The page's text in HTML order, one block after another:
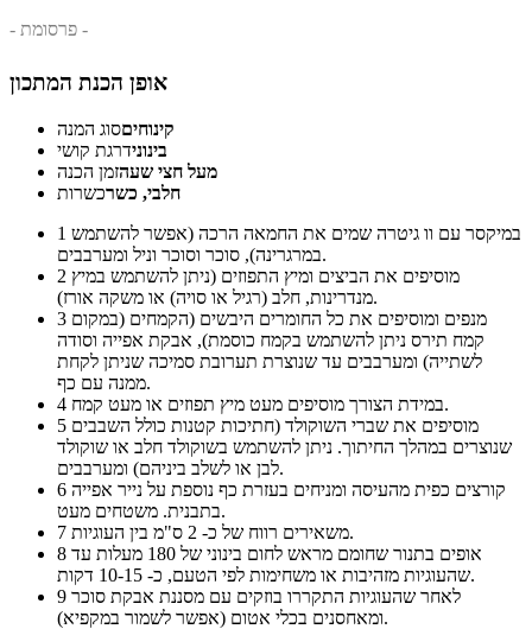
- פרסומת -
אופן הכנת המתכון
קינוחיםסוג המנה
בינונידרגת קושי
מעל חצי שעהזמן הכנה
חלבי, כשרכשרות
1
במרגרינה), סוכר וסוכר וניל ומערבבים.
2
מנדרינות, חלב (רגיל או סויה) או משקה אורז).
3
קמח תירס ניתן להשתמש בקמח כוסמת), אבקת אפייה וסודה
לשתייה) ומערבבים עד שנוצרת תערובת סמיכה שניתן לקחת
ממנה עם כף.
4
במידת הצורך מוסיפים מעט מיץ תפוזים או מעט קמח.
5
שנוצרים במהלך החיתוך. ניתן להשתמש בשוקולד חלב או שוקולד
לבן או לשלב ביניהם) ומערבבים.
6
בתבנית. משטחים מעט.
7
משאירים רווח של כ- 2 ס"מ בין העוגיות.
8
שהעוגיות מזהיבות או משחימות לפי הטעם, כ- 10-15 דקות.
9
ומאחסנים בכלי אטום (אפשר לשמור במקפיא).